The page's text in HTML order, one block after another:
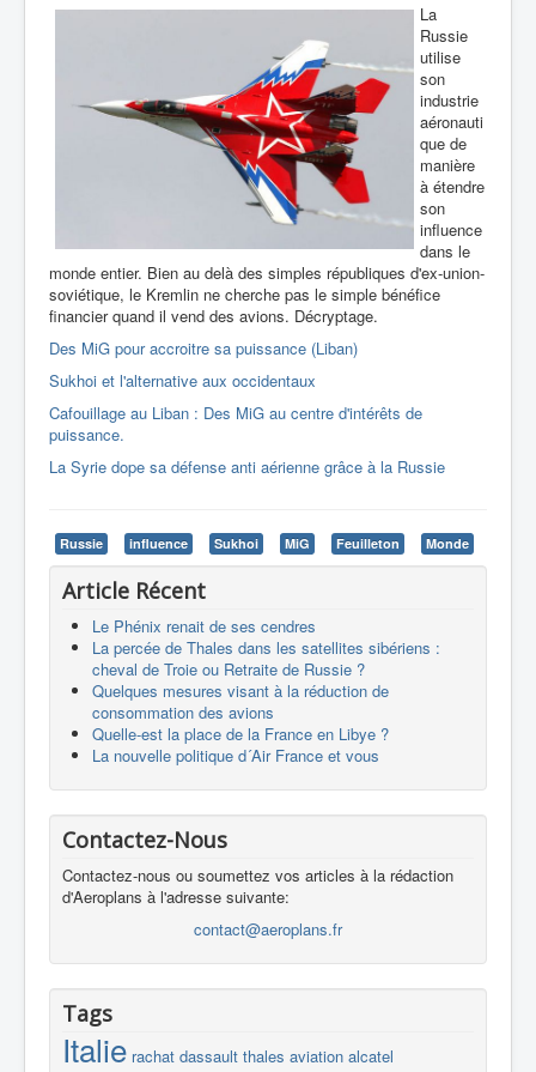
La
Russie
utilise
son
industrie
aéronauti
que de
manière
à étendre
son
influence
dans le
monde entier. Bien au delà des simples républiques d'ex-union-
soviétique, le Kremlin ne cherche pas le simple bénéfice
financier quand il vend des avions. Décryptage.
Des MiG pour accroitre sa puissance (Liban)
Sukhoi et l'alternative aux occidentaux
Cafouillage au Liban : Des MiG au centre d'intérêts de
puissance.
La Syrie dope sa défense anti aérienne grâce à la Russie
Russie influence Sukhoi MiG Feuilleton Monde
Article Récent
Le Phénix renait de ses cendres
La percée de Thales dans les satellites sibériens :
cheval de Troie ou Retraite de Russie ?
Quelques mesures visant à la réduction de
consommation des avions
Quelle-est la place de la France en Libye ?
La nouvelle politique d´Air France et vous
Contactez-Nous
Contactez-nous ou soumettez vos articles à la rédaction
d'Aeroplans à l'adresse suivante:
contact@aeroplans.fr
Tags
Italie rachat dassault thales aviation alcatel